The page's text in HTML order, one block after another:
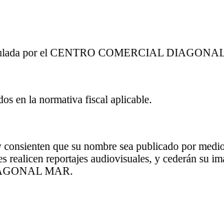
por el CENTRO COMERCIAL
en la normativa fiscal aplicable.
que su nombre sea publicado por
reportajes audiovisuales, y cederán su
MAR.